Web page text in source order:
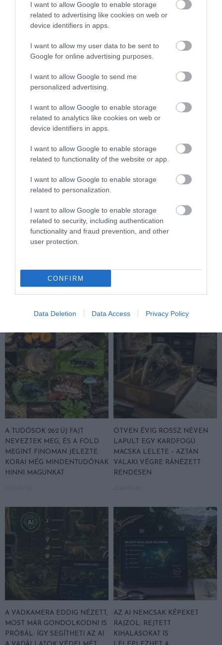
I want to allow Google to enable storage
related to advertising like cookies on web or
device identifiers in apps.
I want to allow my user data to be sent to
Google for online advertising purposes.
I want to allow Google to send me
personalized advertising.
I want to allow Google to enable storage
related to analytics like cookies on web or
device identifiers in apps.
I want to allow Google to enable storage
related to functionality of the website or app.
I want to allow Google to enable storage
related to personalization.
I want to allow Google to enable storage
related to security, including authentication
functionality and fraud prevention, and other
user protection.
CONFIRM
Data Deletion Data Access Privacy Policy
A KOALA EVOLÚCIÓS MÚLTJA
NYUGODT
EUKALIPTUSZRÁGCSÁLÁS
A KORALLZÁTONY NEM CSAK
500 EDDIG ISMERETLEN
2026-08-06
HŐKUPOLA MAGYARORSZÁG
ALATTA A TERMÉSZETTEL?
2026-08-03
PILLANGÓK CSENDES
A TUDÓSOK 262 ÚJ FAJT
NEVEZTEK MEG, ÉS A FÖLD
MEGINT FINOMAN JELEZTE:
KORAI MÉG MINDENTUDÓNAK
HINNI MAGUNKAT
ÖTVEN ÉVIG ROSSZ NÉVEN
LAPULT EGY KARDFOGÚ
MACSKA LELETE – AZTÁN
VALAKI VÉGRE RÁNÉZETT
RENDESEN
A VADKAMERA EDDIG NÉZETT,
MOST MÁR GONDOLKODNI IS
PRÓBÁL: ÍGY SEGÍTHETI AZ AI
AZ AI NEMCSAK KÉPEKET
RAJZOL: REJTETT
KIHALÁSOKAT IS